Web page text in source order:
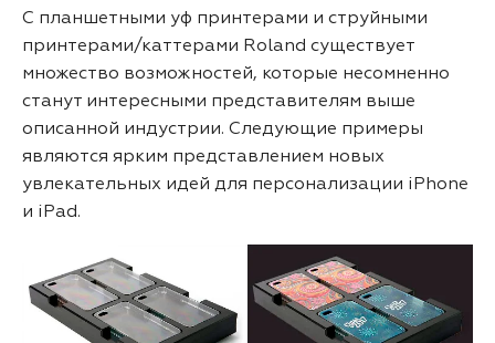
С планшетными уф принтерами и струйными
принтерами/каттерами Roland существует
множество возможностей, которые несомненно
станут интересными представителям выше
описанной индустрии. Следующие примеры
являются ярким представлением новых
увлекательных идей для персонализации iPhone
и iPad.